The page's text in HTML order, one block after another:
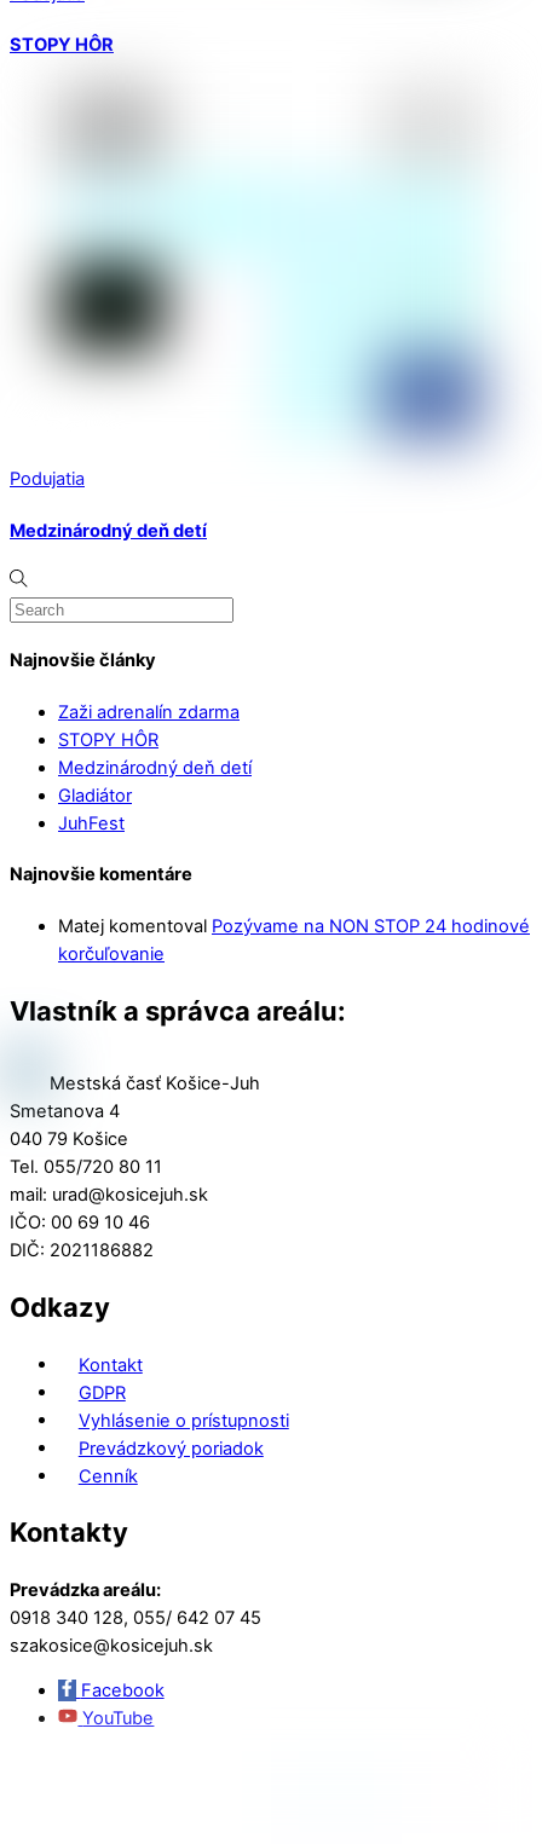
STOPY HÔR
Podujatia
Medzinárodný deň detí
Najnovšie články
Zaži adrenalín zdarma
STOPY HÔR
Medzinárodný deň detí
Gladiátor
JuhFest
Najnovšie komentáre
Matej komentoval Pozývame na NON STOP 24 hodinové
korčuľovanie
Vlastník a správca areálu:
Mestská časť Košice-Juh
Smetanova 4
040 79 Košice
Tel. 055/720 80 11
mail: urad@kosicejuh.sk
IČO: 00 69 10 46
DIČ: 2021186882
Odkazy
Kontakt
GDPR
Vyhlásenie o prístupnosti
Prevádzkový poriadok
Cenník
Kontakty
Prevádzka areálu:
0918 340 128, 055/ 642 07 45
szakosice@kosicejuh.sk
Facebook
YouTube